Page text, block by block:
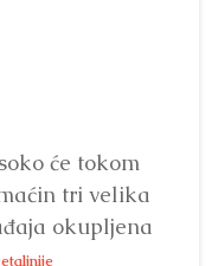
će tokom
tri velika
okupljena